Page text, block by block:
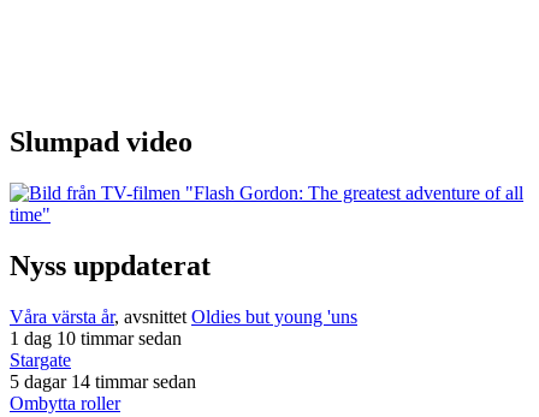
Slumpad video
Nyss uppdaterat
Våra värsta år, avsnittet Oldies but young 'uns
1 dag 10 timmar sedan
Stargate
5 dagar 14 timmar sedan
Ombytta roller